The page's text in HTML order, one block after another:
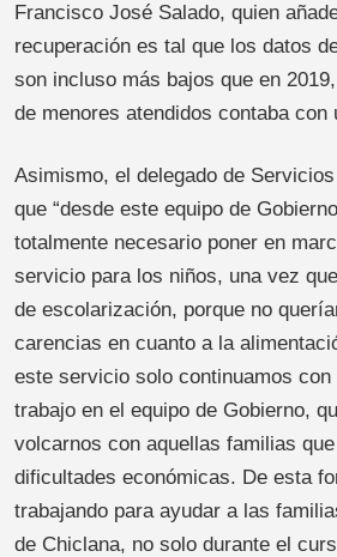
Francisco José Salado, quien
recuperación es tal que los datos
son incluso más bajos que en
de menores atendidos contaba con
Asimismo, el delegado de
que “desde este equipo de
totalmente necesario poner en
servicio para los niños, una vez
de escolarización, porque no
carencias en cuanto a la
este servicio solo continuamos
trabajo en el equipo de Gobierno,
volcarnos con aquellas familias
dificultades económicas. De esta
trabajando para ayudar a las
de Chiclana, no solo durante el